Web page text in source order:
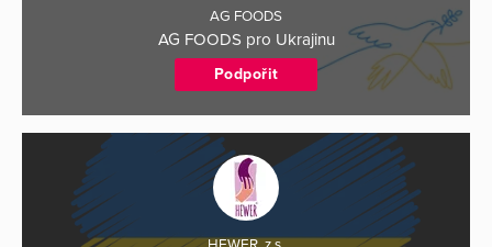
AG FOODS
AG FOODS pro Ukrajinu
Podpořit